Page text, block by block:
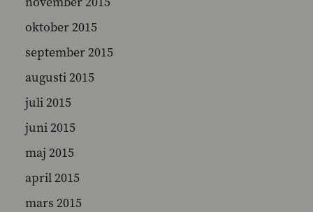
oktober 2015
september 2015
augusti 2015
juli 2015
juni 2015
maj 2015
april 2015
mars 2015